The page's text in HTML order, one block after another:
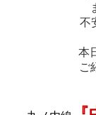
不
本
ご